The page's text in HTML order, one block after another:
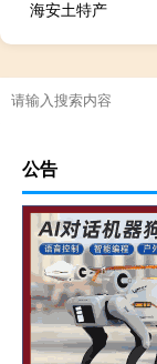
海安土特产
公告